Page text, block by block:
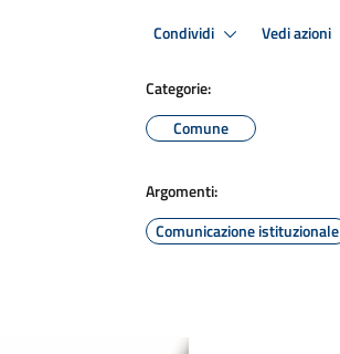
Condividi Vedi azioni
Categorie:
Comune
Argomenti:
Comunicazione istituzionale